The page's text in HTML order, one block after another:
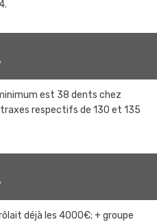
est 38 dents chez
respectifs de 130 et 135
déjà les 4000€; + groupe